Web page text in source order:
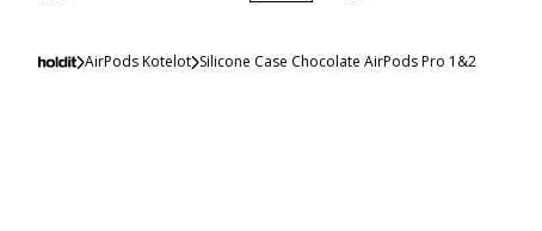
AirPods Kotelot Silicone Case Chocolate AirPods Pro 1&2